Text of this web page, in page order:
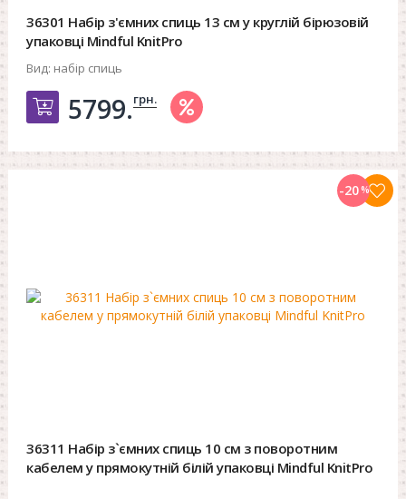
36301 Набір з'ємних спиць 13 см у круглій бірюзовій
упаковці Mindful KnitPro
Вид: набір спиць
Добавить в корзину
5799.грн.
36311 Набір з`ємних спиць 10 см з поворотним
кабелем у прямокутній білій упаковці Mindful KnitPro
-20%